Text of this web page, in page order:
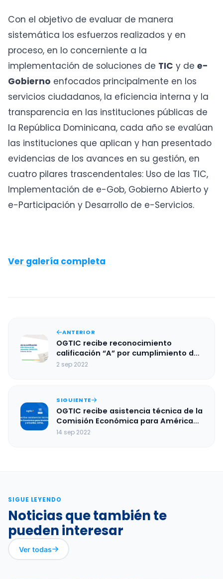
Con el objetivo de evaluar de manera
sistemática los esfuerzos realizados y en
proceso, en lo concerniente a la
implementación de soluciones de TIC y de e-
Gobierno enfocados principalmente en los
servicios ciudadanos, la eficiencia interna y la
transparencia en las instituciones públicas de
la República Dominicana, cada año se evalúan
las instituciones que aplican y han presentado
evidencias de los avances en su gestión, en
cuatro pilares trascendentales: Uso de las TIC,
Implementación de e-Gob, Gobierno Abierto y
e-Participación y Desarrollo de e-Servicios.
Ver galería completa
ANTERIOR
OGTIC recibe reconocimiento
calificación “A” por cumplimiento de
normas contables de DIGECOG
2 sep 2022
SIGUIENTE
OGTIC recibe asistencia técnica de la
Comisión Económica para América
Latina y el Caribe, CEPAL.
14 sep 2022
SIGUE LEYENDO
Noticias que también te
pueden interesar
Ver todas